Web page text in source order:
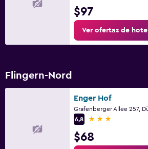
$97
Ver ofertas de
Flingern-Nord
Enger Hof
6,8
3 estrellas
$68